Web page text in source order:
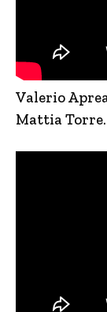
Valerio
Mattia Torre.